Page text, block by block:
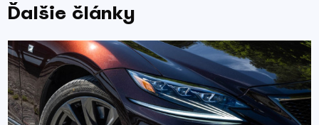
Ďalšie články